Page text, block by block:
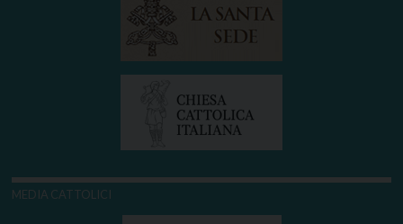
MEDIA CATTOLICI